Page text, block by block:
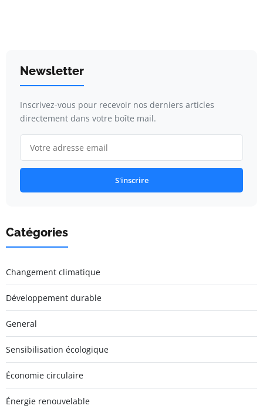
Newsletter
Inscrivez-vous pour recevoir nos derniers articles
directement dans votre boîte mail.
S'inscrire
Catégories
Changement climatique
Développement durable
General
Sensibilisation écologique
Économie circulaire
Énergie renouvelable